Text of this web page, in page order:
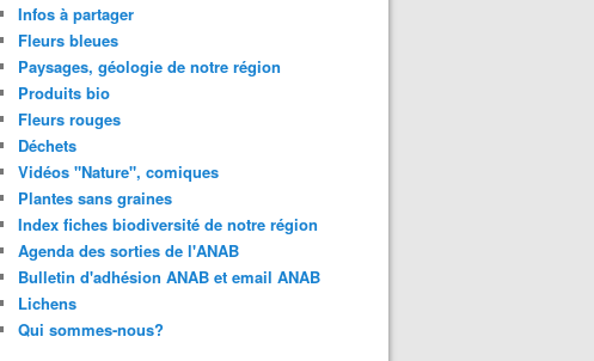
Infos à partager
Fleurs bleues
Paysages, géologie de notre région
Produits bio
Fleurs rouges
Déchets
Vidéos "Nature", comiques
Plantes sans graines
Index fiches biodiversité de notre région
Agenda des sorties de l'ANAB
Bulletin d'adhésion ANAB et email ANAB
Lichens
Qui sommes-nous?